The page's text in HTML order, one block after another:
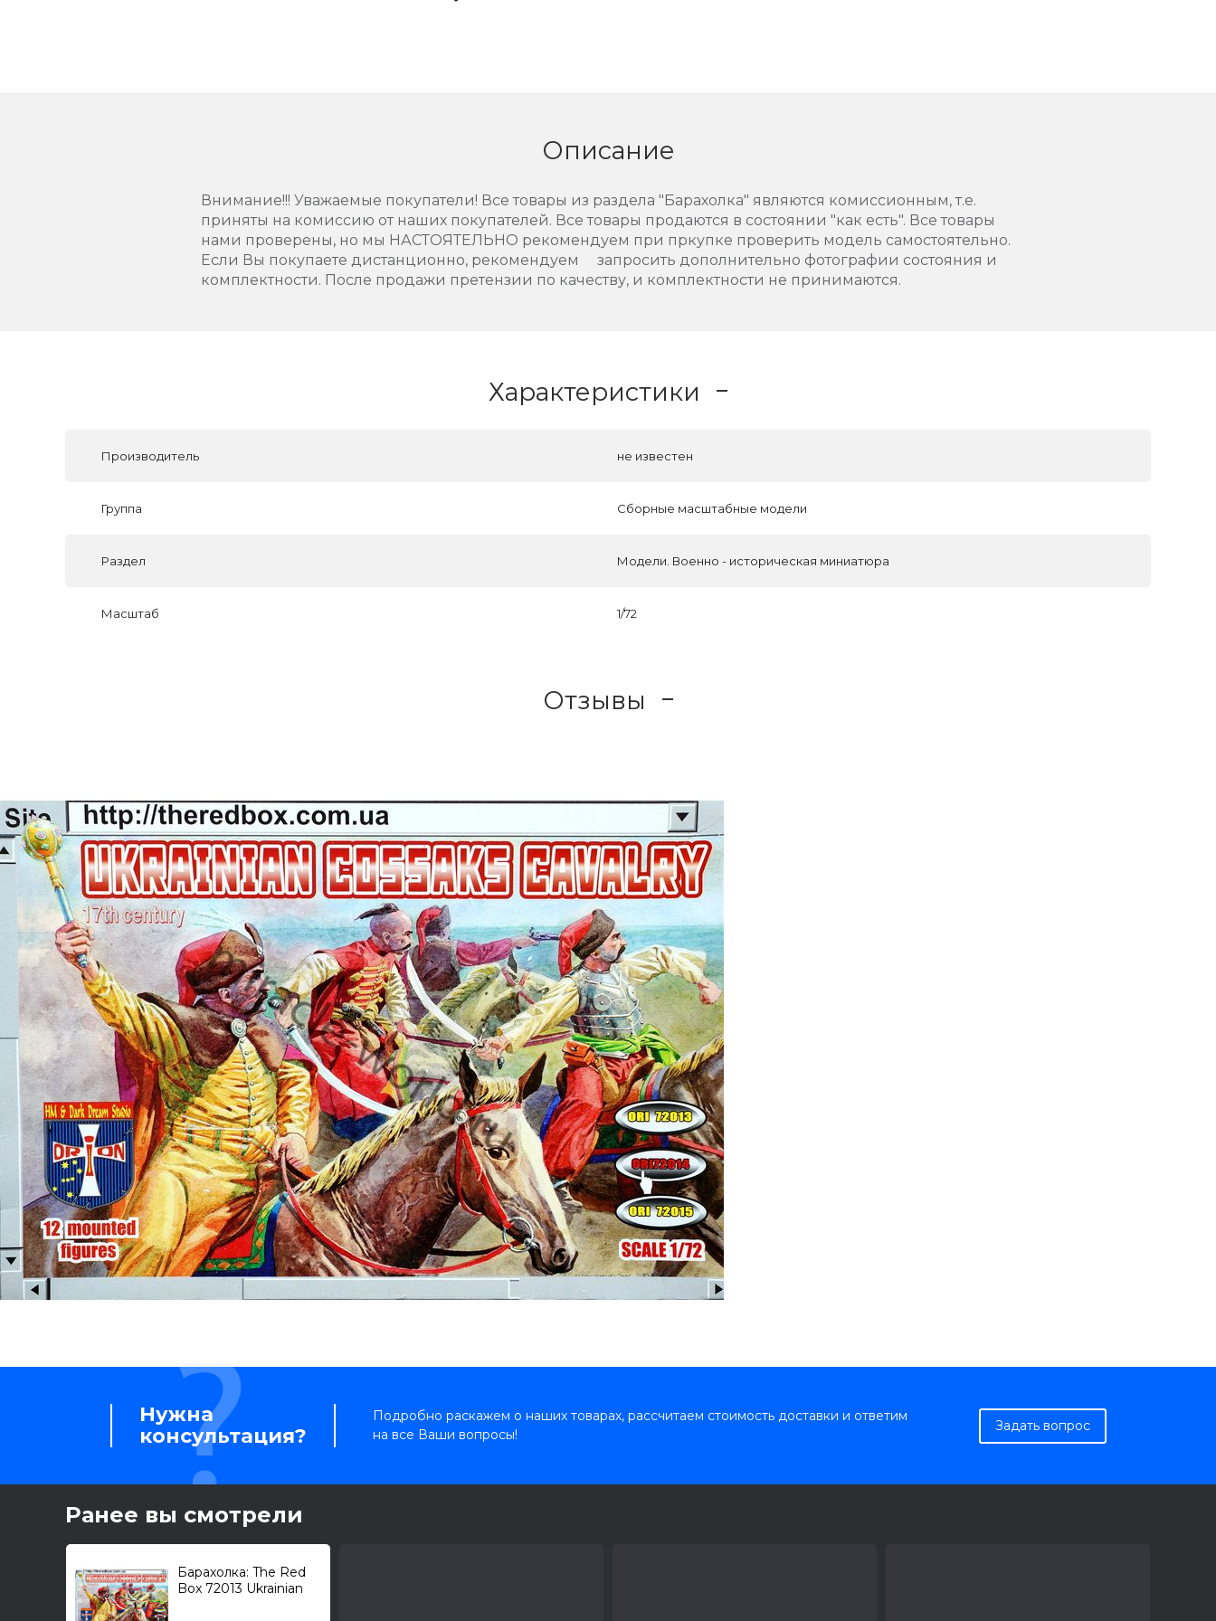
Описание
Внимание!!! Уважаемые покупатели! Все товары из раздела "Барахолка" являются комиссионным, т.е.
приняты на комиссию от наших покупателей. Все товары продаются в состоянии "как есть". Все товары
нами проверены, но мы НАСТОЯТЕЛЬНО рекомендуем при пркупке проверить модель самостоятельно.
Если Вы покупаете дистанционно, рекомендуем запросить дополнительно фотографии состояния и
комплектности. После продажи претензии по качеству, и комплектности не принимаются.
Характеристики
Производитель не известен
Группа Сборные масштабные модели
Раздел Модели. Военно - историческая миниатюра
Масштаб 1/72
Отзывы
Нужна
консультация?
Подробно раскажем о наших товарах, рассчитаем стоимость доставки и ответим
на все Ваши вопросы!
Задать вопрос
Ранее вы смотрели
Барахолка: The Red
Box 72013 Ukrainian